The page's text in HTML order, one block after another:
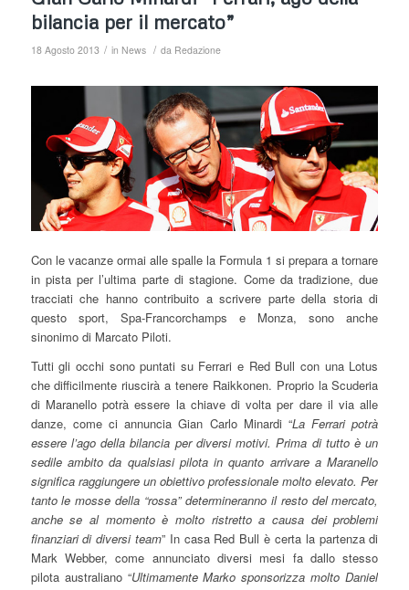
bilancia per il mercato”
18 Agosto 2013 / in News / da Redazione
Con le vacanze ormai alle spalle la Formula 1 si prepara a tornare
in pista per l’ultima parte di stagione. Come da tradizione, due
tracciati che hanno contribuito a scrivere parte della storia di
questo sport, Spa-Francorchamps e Monza, sono anche
sinonimo di Marcato Piloti.
Tutti gli occhi sono puntati su Ferrari e Red Bull con una Lotus
che difficilmente riuscirà a tenere Raikkonen. Proprio la Scuderia
di Maranello potrà essere la chiave di volta per dare il via alle
danze, come ci annuncia Gian Carlo Minardi “La Ferrari potrà
essere l’ago della bilancia per diversi motivi. Prima di tutto è un
sedile ambito da qualsiasi pilota in quanto arrivare a Maranello
significa raggiungere un obiettivo professionale molto elevato. Per
tanto le mosse della “rossa” determineranno il resto del mercato,
anche se al momento è molto ristretto a causa dei problemi
finanziari di diversi team” In casa Red Bull è certa la partenza di
Mark Webber, come annunciato diversi mesi fa dallo stesso
pilota australiano “Ultimamente Marko sponsorizza molto Daniel